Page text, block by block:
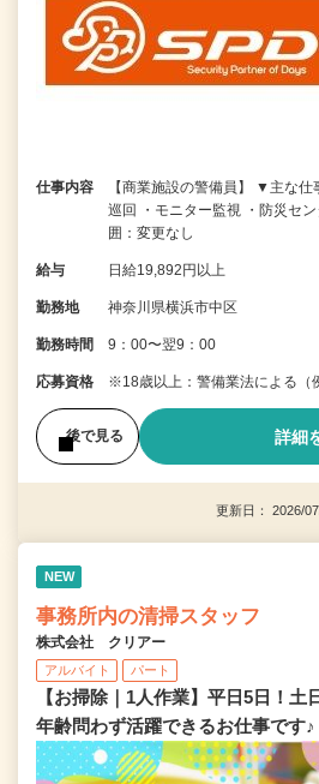
仕事内容
【商業施設の警備員】 ▼主な仕
巡回 ・モニター監視 ・防災セ
囲：変更なし
給与 日給19,892円以上
勤務地 神奈川県横浜市中区
勤務時間 9：00〜翌9：00
応募資格 ※18歳以上：警備業法による（
後で見る 詳細
更新日： 2026/
NEW
事務所内の清掃スタッフ
株式会社 クリアー
アルバイト パート
【お掃除｜1人作業】平日5日！土
年齢問わず活躍できるお仕事です♪